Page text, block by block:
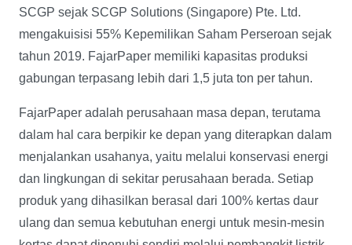
SCGP sejak SCGP Solutions (Singapore) Pte. Ltd.
mengakuisisi 55% Kepemilikan Saham Perseroan sejak
tahun 2019. FajarPaper memiliki kapasitas produksi
gabungan terpasang lebih dari 1,5 juta ton per tahun.
FajarPaper adalah perusahaan masa depan, terutama
dalam hal cara berpikir ke depan yang diterapkan dalam
menjalankan usahanya, yaitu melalui konservasi energi
dan lingkungan di sekitar perusahaan berada. Setiap
produk yang dihasilkan berasal dari 100% kertas daur
ulang dan semua kebutuhan energi untuk mesin-mesin